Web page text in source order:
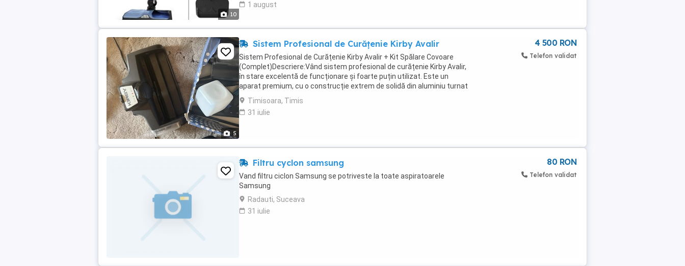
10
1 august
5
Sistem Profesional de Curățenie Kirby Avalir
Sistem Profesional de Curățenie Kirby Avalir + Kit Spălare Covoare
(Complet)Descriere:Vând sistem profesional de curățenie Kirby Avalir,
în stare excelentă de funcționare și foarte puțin utilizat. Este un
aparat premium, cu o construcție extrem de solidă din aluminiu turnat
și putere uriașă de aspirare. ...
Timisoara, Timis
31 iulie
4 500 RON
Telefon validat
Filtru cyclon samsung
Vand filtru ciclon Samsung se potriveste la toate aspiratoarele
Samsung
Radauti, Suceava
31 iulie
80 RON
Telefon validat